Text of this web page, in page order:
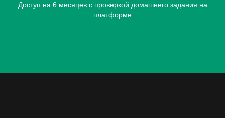
Доступ на 6 месяцев с проверкой домашнего задания на
платформе